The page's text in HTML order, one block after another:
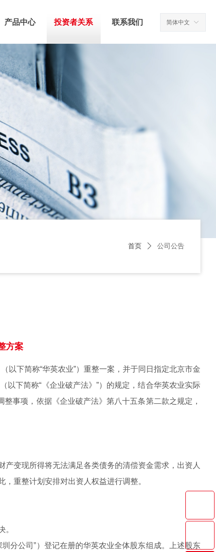
产品中心
产品中心
投资者关系 联系我们 ꀅ
简体中文
方案
下简称“华英农业”）重整一案，并于同日指定北京市金
下简称“《企业破产法》”）的规定，结合华英农业实际
事项，依据《企业破产法》第八十五条第二款之规定，
变现所得将无法满足各类债务的清偿资金需求，出资人
重整计划安排对出资人权益进行调整。
。
公司”）登记在册的华英农业全体股东组成。上述股东
首页 ꄲ 公司公告